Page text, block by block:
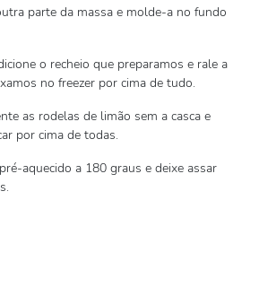
parte da massa e molde-a no fundo
o recheio que preparamos e rale a
no freezer por cima de tudo.
as rodelas de limão sem a casca e
por cima de todas.
aquecido a 180 graus e deixe assar